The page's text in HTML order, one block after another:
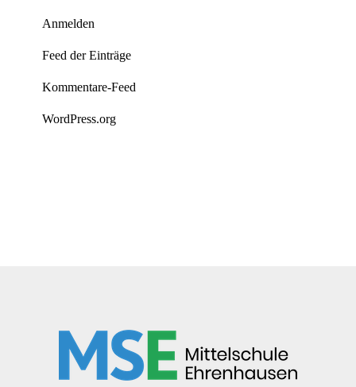
Anmelden
Feed der Einträge
Kommentare-Feed
WordPress.org